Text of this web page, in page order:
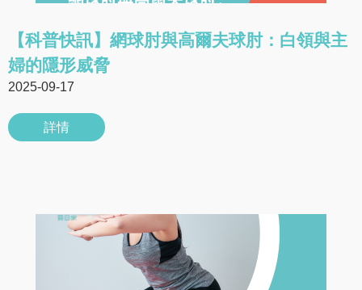
【科普快訊】網球肘與高爾夫球肘：白領與主
婦的隱形威脅
2025-09-17
詳情